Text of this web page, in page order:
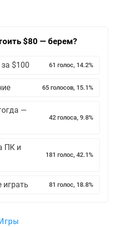
$80 — берем?
$100 61 голос, 14.2%
65 голосов, 15.1%
—
42 голоса, 9.8%
ПК и
181 голос, 42.1%
играть 81 голос, 18.8%